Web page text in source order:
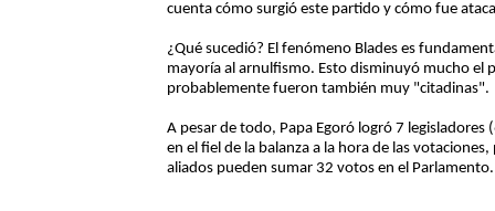
cuenta cómo surgió este partido y cómo fue
¿Qué sucedió? El fenómeno Blades es
mayoría al arnulfismo. Esto disminuyó mucho el
probablemente fueron también muy "citadinas".
A pesar de todo, Papa Egoró logró 7
en el fiel de la balanza a la hora de las
aliados pueden sumar 32 votos en el Parlamento.